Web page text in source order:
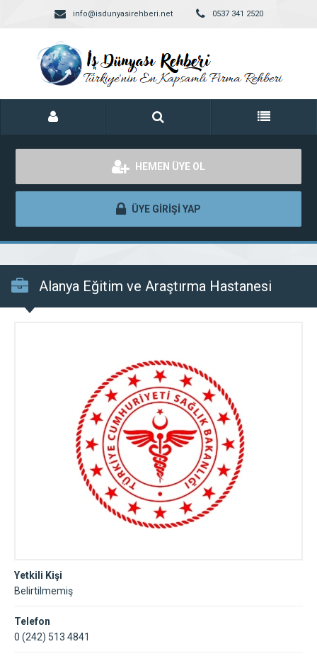
info@isdunyasirehberi.net 0537 341 2520
HEMEN ÜYE OL
ÜYE GİRİŞİ YAP
Alanya Eğitim ve Araştırma Hastanesi
Yetkili Kişi
Belirtilmemiş
Telefon
0 (242) 513 4841